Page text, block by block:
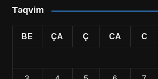
Təqvim
BE ÇA Ç CA C